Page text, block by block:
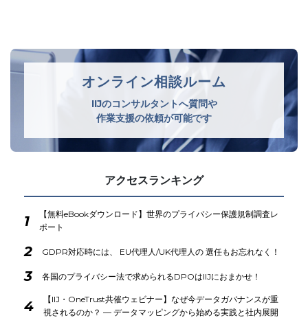
オンライン相談ルーム
IIJのコンサルタントへ質問や
作業支援の依頼が可能です
アクセスランキング
1
【無料eBookダウンロード】世界のプライバシー保護規制調査レ
ポート
2 GDPR対応時には、 EU代理人/UK代理人の 選任もお忘れなく！
3 各国のプライバシー法で求められるDPOはIIJにおまかせ！
4
【IIJ・OneTrust共催ウェビナー】なぜ今データガバナンスが重
視されるのか？ ― データマッピングから始める実践と社内展開